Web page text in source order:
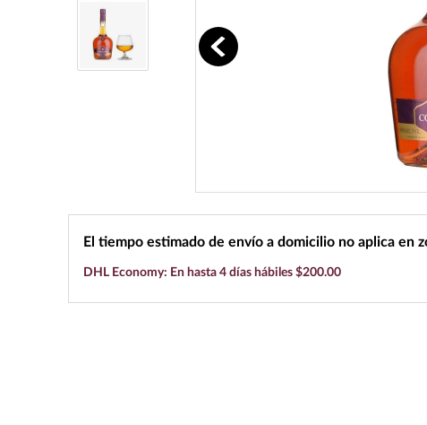
El tiempo estimado de envío a domicilio no aplica en
DHL Economy: En hasta 4 días hábiles $200.00
maestro dobel
black label